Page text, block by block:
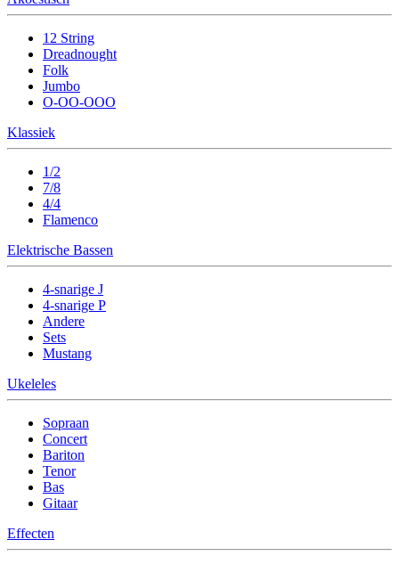
12 String
Dreadnought
Folk
Jumbo
O-OO-OOO
Klassiek
1/2
7/8
4/4
Flamenco
Elektrische Bassen
4-snarige J
4-snarige P
Andere
Sets
Mustang
Ukeleles
Sopraan
Concert
Bariton
Tenor
Bas
Gitaar
Effecten